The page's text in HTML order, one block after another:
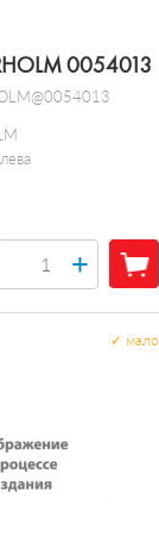
0054013
+
мало